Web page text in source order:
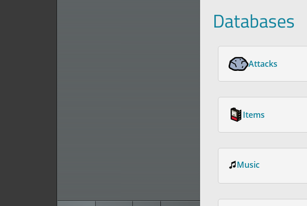
Databases
Attacks
Items
Music